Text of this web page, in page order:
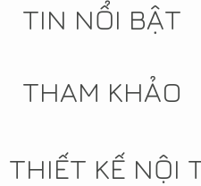
TIN NỔI BẬT
THAM KHẢO
THIẾT KẾ NỘI